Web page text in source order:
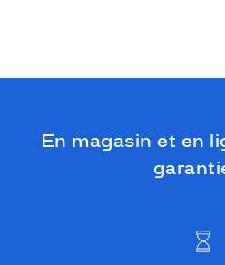
En magasin et en